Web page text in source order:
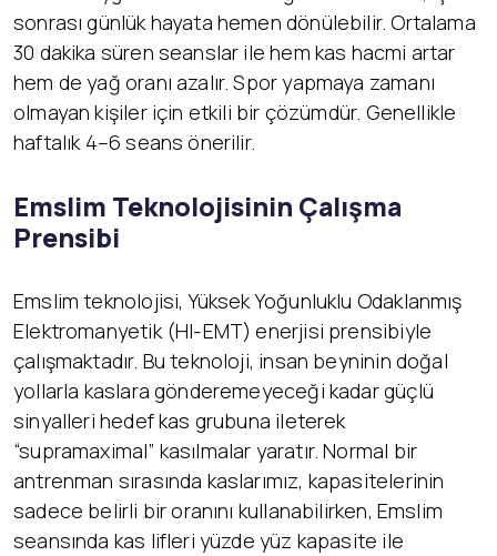
sonrası günlük hayata hemen dönülebilir. Ortalama
30 dakika süren seanslar ile hem kas hacmi artar
hem de yağ oranı azalır. Spor yapmaya zamanı
olmayan kişiler için etkili bir çözümdür. Genellikle
haftalık 4–6 seans önerilir.
Emslim Teknolojisinin Çalışma
Prensibi
Emslim teknolojisi, Yüksek Yoğunluklu Odaklanmış
Elektromanyetik (HI-EMT) enerjisi prensibiyle
çalışmaktadır. Bu teknoloji, insan beyninin doğal
yollarla kaslara gönderemeyeceği kadar güçlü
sinyalleri hedef kas grubuna ileterek
“supramaximal” kasılmalar yaratır. Normal bir
antrenman sırasında kaslarımız, kapasitelerinin
sadece belirli bir oranını kullanabilirken, Emslim
seansında kas lifleri yüzde yüz kapasite ile